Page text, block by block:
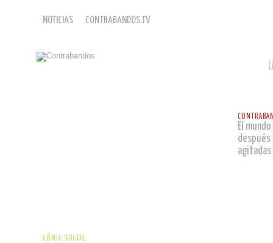
NOTICIAS CONTRABANDOS.TV
CÓMIC SOCIAL
El
después
agitadas